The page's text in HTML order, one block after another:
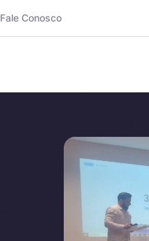
Fale Conosco